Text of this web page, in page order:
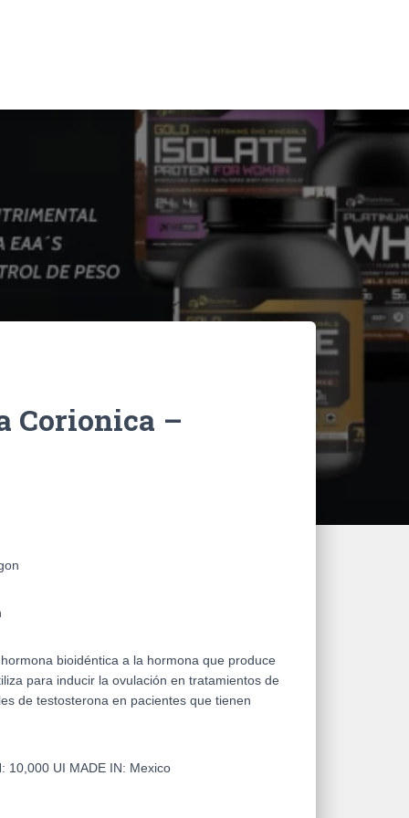
Corionica –
bioidéntica a la hormona que produce
para inducir la ovulación en tratamientos de
de testosterona en pacientes que tienen
10,000 UI MADE IN: Mexico